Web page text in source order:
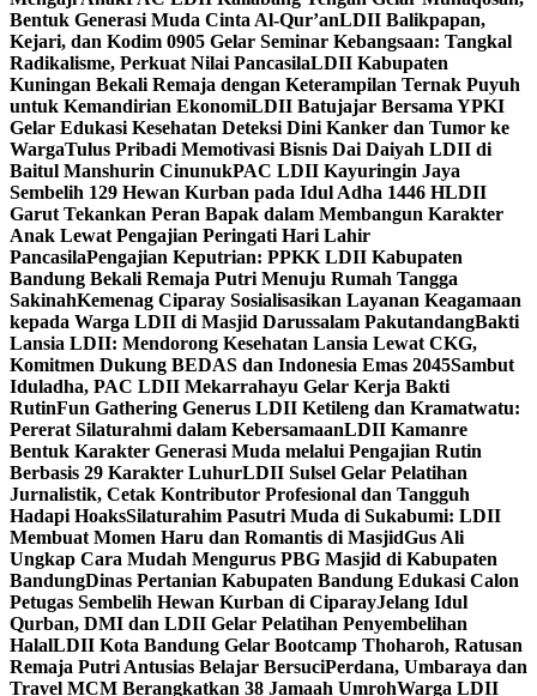
Bentuk Generasi Muda Cinta Al-Qur’anLDII Balikpapan,
Kejari, dan Kodim 0905 Gelar Seminar Kebangsaan: Tangkal
Radikalisme, Perkuat Nilai PancasilaLDII Kabupaten
Kuningan Bekali Remaja dengan Keterampilan Ternak Puyuh
untuk Kemandirian EkonomiLDII Batujajar Bersama YPKI
Gelar Edukasi Kesehatan Deteksi Dini Kanker dan Tumor ke
WargaTulus Pribadi Memotivasi Bisnis Dai Daiyah LDII di
Baitul Manshurin CinunukPAC LDII Kayuringin Jaya
Sembelih 129 Hewan Kurban pada Idul Adha 1446 HLDII
Garut Tekankan Peran Bapak dalam Membangun Karakter
Anak Lewat Pengajian Peringati Hari Lahir
PancasilaPengajian Keputrian: PPKK LDII Kabupaten
Bandung Bekali Remaja Putri Menuju Rumah Tangga
SakinahKemenag Ciparay Sosialisasikan Layanan Keagamaan
kepada Warga LDII di Masjid Darussalam PakutandangBakti
Lansia LDII: Mendorong Kesehatan Lansia Lewat CKG,
Komitmen Dukung BEDAS dan Indonesia Emas 2045Sambut
Iduladha, PAC LDII Mekarrahayu Gelar Kerja Bakti
RutinFun Gathering Generus LDII Ketileng dan Kramatwatu:
Pererat Silaturahmi dalam KebersamaanLDII Kamanre
Bentuk Karakter Generasi Muda melalui Pengajian Rutin
Berbasis 29 Karakter LuhurLDII Sulsel Gelar Pelatihan
Jurnalistik, Cetak Kontributor Profesional dan Tangguh
Hadapi HoaksSilaturahim Pasutri Muda di Sukabumi: LDII
Membuat Momen Haru dan Romantis di MasjidGus Ali
Ungkap Cara Mudah Mengurus PBG Masjid di Kabupaten
BandungDinas Pertanian Kabupaten Bandung Edukasi Calon
Petugas Sembelih Hewan Kurban di CiparayJelang Idul
Qurban, DMI dan LDII Gelar Pelatihan Penyembelihan
HalalLDII Kota Bandung Gelar Bootcamp Thoharoh, Ratusan
Remaja Putri Antusias Belajar BersuciPerdana, Umbaraya dan
Travel MCM Berangkatkan 38 Jamaah UmrohWarga LDII